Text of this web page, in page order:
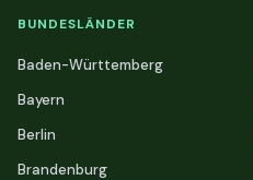
BUNDESLÄNDER
Baden-Württemberg
Bayern
Berlin
Brandenburg